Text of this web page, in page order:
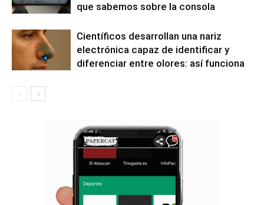
que sabemos sobre la consola
Científicos desarrollan una nariz
electrónica capaz de identificar y
diferenciar entre olores: así funciona